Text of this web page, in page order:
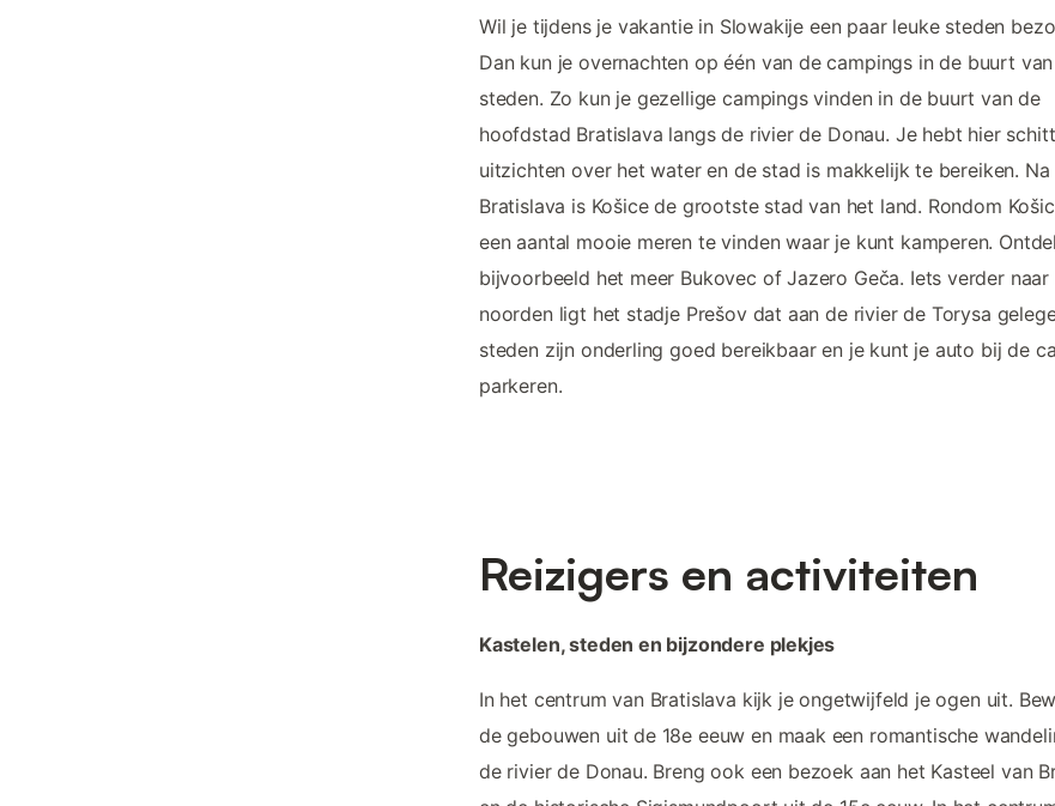
Wil je tijdens je vakantie in Slowakije een paar leuke steden
Dan kun je overnachten op één van de campings in de buurt
steden. Zo kun je gezellige campings vinden in de buurt van de
hoofdstad Bratislava langs de rivier de Donau. Je hebt hier
uitzichten over het water en de stad is makkelijk te bereiken. Na
Bratislava is Košice de grootste stad van het land. Rondom
een aantal mooie meren te vinden waar je kunt kamperen.
bijvoorbeeld het meer Bukovec of Jazero Geča. Iets verder naar
noorden ligt het stadje Prešov dat aan de rivier de Torysa
steden zijn onderling goed bereikbaar en je kunt je auto bij de
parkeren.
Reizigers en activiteiten
Kastelen, steden en bijzondere plekjes
In het centrum van Bratislava kijk je ongetwijfeld je ogen uit.
de gebouwen uit de 18e eeuw en maak een romantische
de rivier de Donau. Breng ook een bezoek aan het Kasteel van